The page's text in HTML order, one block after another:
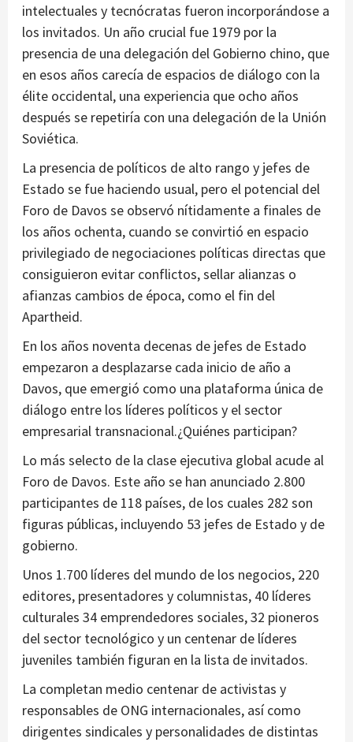
intelectuales y tecnócratas fueron incorporándose a
los invitados. Un año crucial fue 1979 por la
presencia de una delegación del Gobierno chino, que
en esos años carecía de espacios de diálogo con la
élite occidental, una experiencia que ocho años
después se repetiría con una delegación de la Unión
Soviética.
La presencia de políticos de alto rango y jefes de
Estado se fue haciendo usual, pero el potencial del
Foro de Davos se observó nítidamente a finales de
los años ochenta, cuando se convirtió en espacio
privilegiado de negociaciones políticas directas que
consiguieron evitar conflictos, sellar alianzas o
afianzas cambios de época, como el fin del
Apartheid.
En los años noventa decenas de jefes de Estado
empezaron a desplazarse cada inicio de año a
Davos, que emergió como una plataforma única de
diálogo entre los líderes políticos y el sector
empresarial transnacional.¿Quiénes participan?
Lo más selecto de la clase ejecutiva global acude al
Foro de Davos. Este año se han anunciado 2.800
participantes de 118 países, de los cuales 282 son
figuras públicas, incluyendo 53 jefes de Estado y de
gobierno.
Unos 1.700 líderes del mundo de los negocios, 220
editores, presentadores y columnistas, 40 líderes
culturales 34 emprendedores sociales, 32 pioneros
del sector tecnológico y un centenar de líderes
juveniles también figuran en la lista de invitados.
La completan medio centenar de activistas y
responsables de ONG internacionales, así como
dirigentes sindicales y personalidades de distintas